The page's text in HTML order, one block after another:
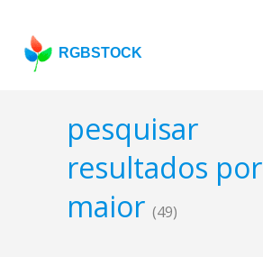
RGBSTOCK
pesquisar
resultados por
maior (49)